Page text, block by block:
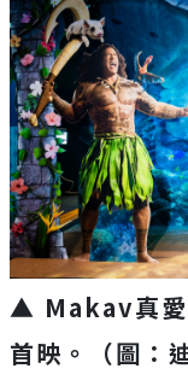
▲ Makav真愛
首映。（圖：